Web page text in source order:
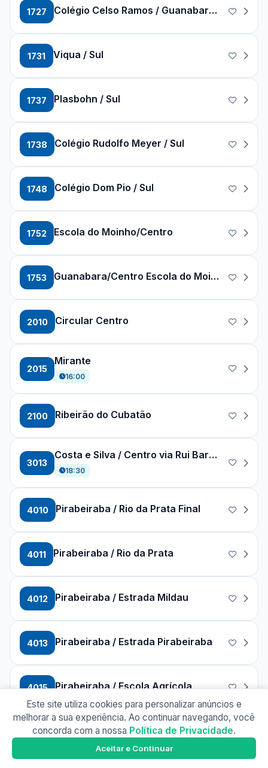
1727 Colégio Celso Ramos / Guanabara / Itaum
1731 Viqua / Sul
1737 Plasbohn / Sul
1738 Colégio Rudolfo Meyer / Sul
1748 Colégio Dom Pio / Sul
1752 Escola do Moinho/Centro
1753 Guanabara/Centro Escola do Moinho
2010 Circular Centro
2015
Mirante
16:00
2100 Ribeirão do Cubatão
3013
Costa e Silva / Centro via Rui Barbosa
18:30
4010 Pirabeiraba / Rio da Prata Final
4011 Pirabeiraba / Rio da Prata
4012 Pirabeiraba / Estrada Mildau
4013 Pirabeiraba / Estrada Pirabeiraba
4015 Pirabeiraba / Escola Agrícola
4016 Pirabeiraba / Rio Bonito
Baixe o app e tenha os horários offline!
Este site utiliza cookies para personalizar anúncios e
melhorar a sua experiência. Ao continuar navegando, você
concorda com a nossa Política de Privacidade.
Aceitar e Continuar